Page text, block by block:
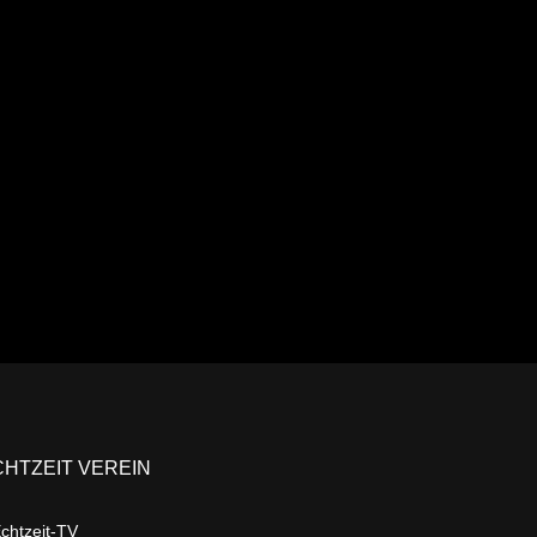
VEREIN
TV